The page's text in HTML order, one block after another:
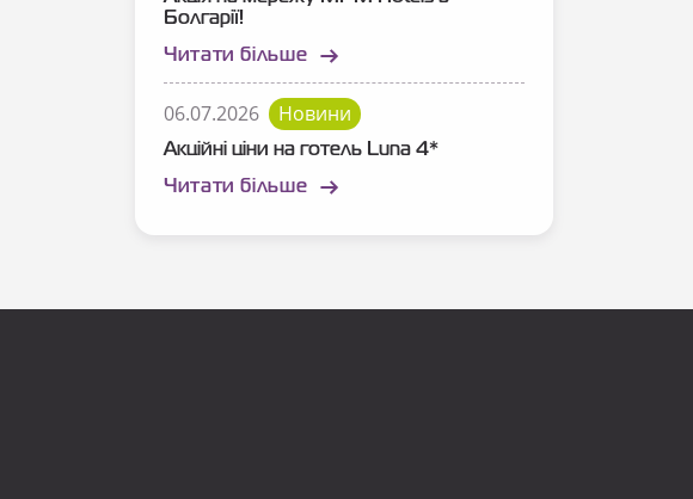
Болгарії!
Читати більше
06.07.2026 Новини
Акційні ціни на готель Luna 4*
Читати більше